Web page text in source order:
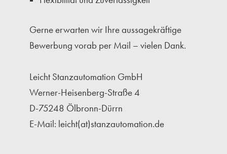
Gerne erwarten wir Ihre aussagekräftige
Bewerbung vorab per Mail – vielen Dank.
Leicht Stanzautomation GmbH
Werner-Heisenberg-Straße 4
D-75248 Ölbronn-Dürrn
E-Mail: leicht(at)stanzautomation.de